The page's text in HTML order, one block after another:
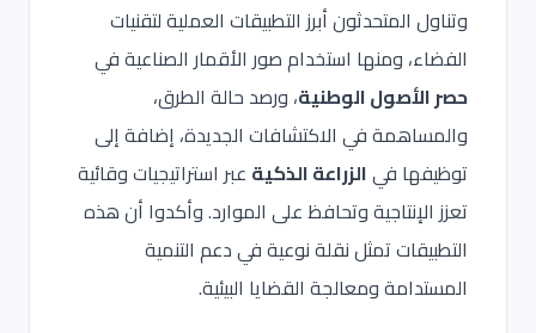
وتناول المتحدثون أبرز التطبيقات العملية لتقنيات
الفضاء، ومنها استخدام صور الأقمار الصناعية في
حصر الأصول الوطنية، ورصد حالة الطرق،
والمساهمة في الاكتشافات الجديدة، إضافة إلى
توظيفها فيالزراعة الذكية عبر استراتيجيات وقائية
تعزز الإنتاجية وتحافظ على الموارد. وأكدوا أن هذه
التطبيقات تمثل نقلة نوعية في دعم التنمية
المستدامة ومعالجة القضايا البيئية.